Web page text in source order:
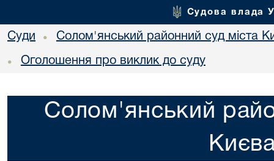
Судова влада
Суди • Солом'янський районний суд міста
• Оголошення про виклик до суду
Солом'янський